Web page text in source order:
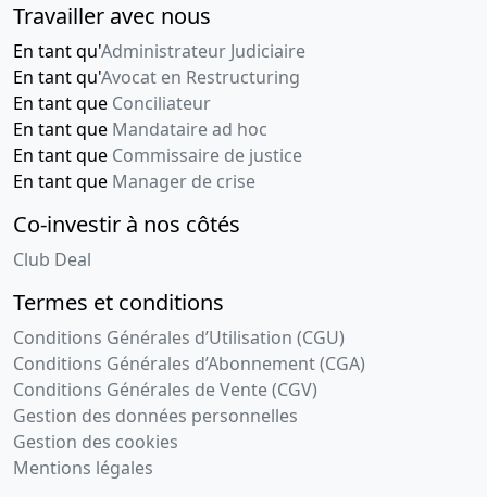
Travailler avec nous
En tant qu'Administrateur Judiciaire
En tant qu'Avocat en Restructuring
En tant que Conciliateur
En tant que Mandataire ad hoc
En tant que Commissaire de justice
En tant que Manager de crise
Co-investir à nos côtés
Club Deal
Termes et conditions
Conditions Générales d’Utilisation (CGU)
Conditions Générales d’Abonnement (CGA)
Conditions Générales de Vente (CGV)
Gestion des données personnelles
Gestion des cookies
Mentions légales